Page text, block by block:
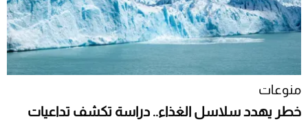
منوعات
خطر يهدد سلاسل الغذاء.. دراسة تكشف تداعيات